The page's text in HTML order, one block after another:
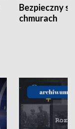
Bezpieczny
chmurach